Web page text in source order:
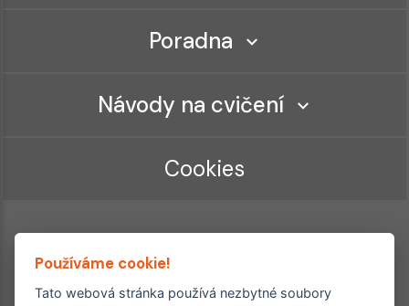
Poradna
Návody na cvičení
Cookies
Používáme cookie!
Tato webová stránka používá nezbytné soubory